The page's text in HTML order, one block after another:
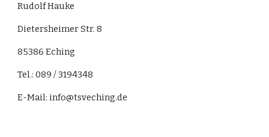
Rudolf Hauke
Dietersheimer Str. 8
85386 Eching
Tel.: 089 / 3194348
E-Mail: info@tsveching.de